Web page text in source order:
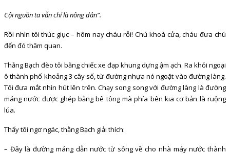
Cội nguồn ta vẫn chỉ là nông dân”.
Rồi nhìn tôi thúc giục – hôm nay cháu rỗi! Chú khoá cửa, cháu đưa chú
đến đó thăm quan.
Thằng Bạch đèo tôi bằng chiếc xe đạp khung dựng ậm ạch. Ra khỏi ngoại
ô thành phố khoảng 3 cây số, từ đường nhựa nó ngoặt vào đường làng.
Tôi đưa mắt nhìn hút lên trên. Chạy song song với đường làng là đường
máng nước được ghép bằng bê tông mà phía bên kia cơ bản là ruộng
lúa.
Thấy tôi ngơ ngác, thằng Bạch giải thích:
– Đây là đường máng dẫn nước từ sông về cho nhà máy nước thành